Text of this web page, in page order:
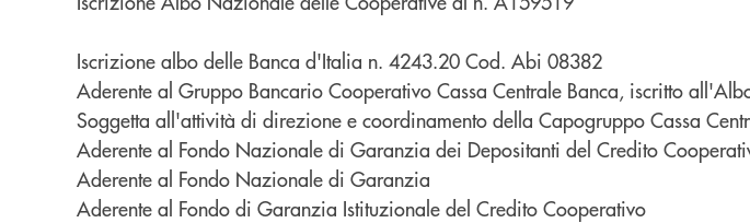
Iscrizione albo delle Banca d'Italia n. 4243.20 Cod. Abi 08382
Aderente al Gruppo Bancario Cooperativo Cassa Centrale Banca, iscritto
Soggetta all'attività di direzione e coordinamento della Capogruppo Cassa
Aderente al Fondo Nazionale di Garanzia dei Depositanti del Credito
Aderente al Fondo Nazionale di Garanzia
Aderente al Fondo di Garanzia Istituzionale del Credito Cooperativo